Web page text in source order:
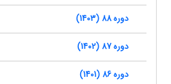
دوره 88 (1403)
دوره 87 (1402)
دوره 86 (1401)